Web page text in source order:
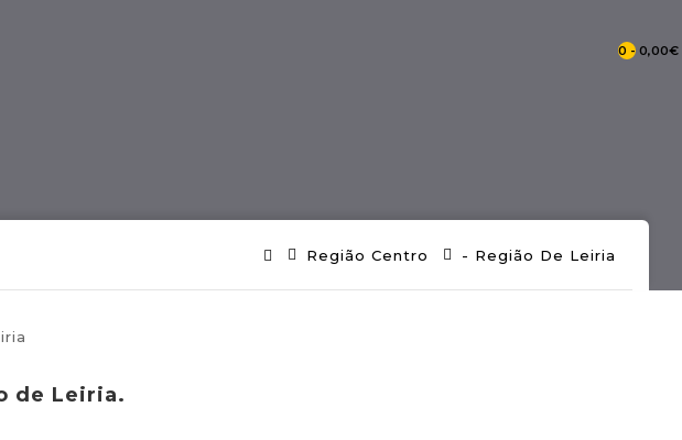
0 - 0,00€
Região Centro - Região De Leiria
de Leiria.